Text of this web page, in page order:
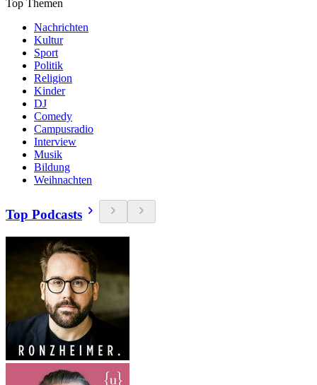
Top Themen
Nachrichten
Kultur
Sport
Politik
Religion
Kinder
DJ
Comedy
Campusradio
Interview
Musik
Bildung
Weihnachten
Top Podcasts